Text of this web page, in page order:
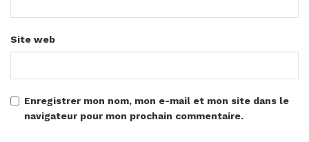
Site web
Enregistrer mon nom, mon e-mail et mon site dans le
navigateur pour mon prochain commentaire.